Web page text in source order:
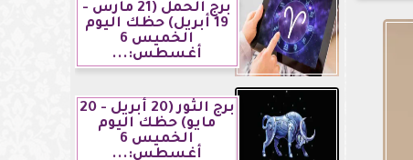
برج الحمل (21 مارس -
19 أبريل) حظك اليوم
الخميس 6
أغسطس:...
برج الثور (20 أبريل - 20
مايو) حظك اليوم
الخميس 6
أغسطس:...